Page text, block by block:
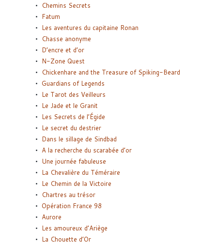
Chemins Secrets
Fatum
Les aventures du capitaine Ronan
Chasse anonyme
D’encre et d’or
N-Zone Quest
Chickenhare and the Treasure of Spiking-Beard
Guardians of Legends
Le Tarot des Veilleurs
Le Jade et le Granit
Les Secrets de l’Égide
Le secret du destrier
Dans le sillage de Sindbad
A la recherche du scarabée d’or
Une journée fabuleuse
La Chevalière du Téméraire
Le Chemin de la Victoire
Chartres au trésor
Opération France 98
Aurore
Les amoureux d’Ariège
La Chouette d’Or